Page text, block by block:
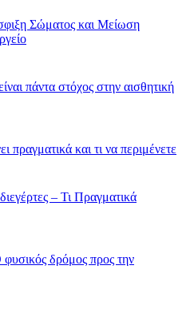
Σώματος και Μείωση
πάντα στόχος στην αισθητική
πραγματικά και τι να περιμένετε
– Τι Πραγματικά
δρόμος προς την